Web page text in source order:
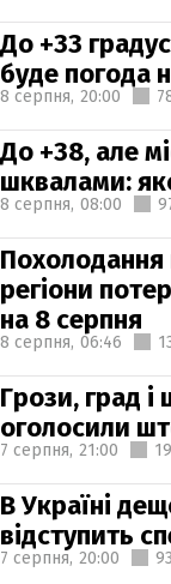
До +33
буде погода
8 серпня, 20:00
До +38, але
шквалами:
8 серпня, 08:00
Похолодання
регіони
на 8 серпня
8 серпня, 06:46
Грози, град і
оголосили
7 серпня, 21:00
В Україні
відступить
7 серпня, 20:00